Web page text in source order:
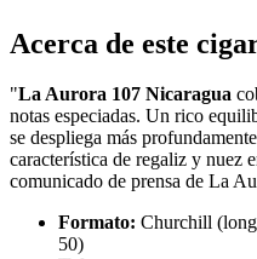
Acerca de este
"La Aurora 107 Nicaragua
notas especiadas. Un rico
se despliega más
característica de regaliz y nuez
comunicado de prensa de La
Formato: Churchill
50)